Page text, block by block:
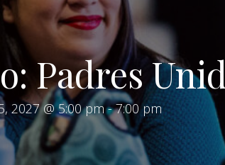
Padres
2027 @ 5:00 pm-7:00 pm